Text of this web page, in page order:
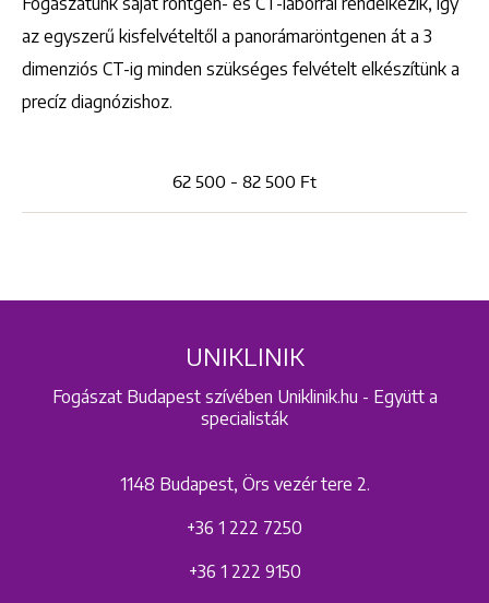
az egyszerű kisfelvételtől a panorámaröntgenen át a 3
dimenziós CT-ig minden szükséges felvételt elkészítünk a
precíz diagnózishoz.
62 500 - 82 500 Ft
UNIKLINIK
Fogászat Budapest szívében Uniklinik.hu - Együtt a
specialisták
1148 Budapest, Örs vezér tere 2.
+36 1 222 7250
+36 1 222 9150